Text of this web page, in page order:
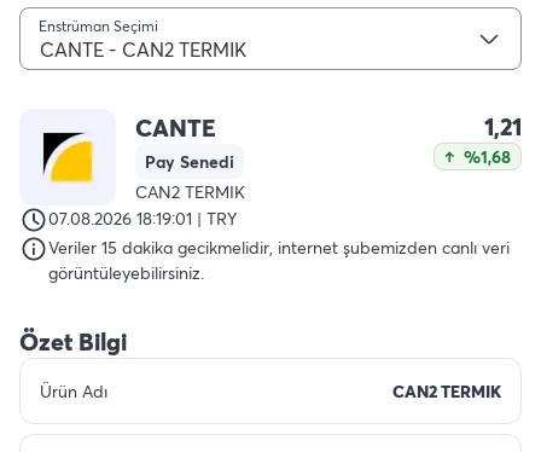
Enstrüman Seçimi
CANTE - CAN2 TERMIK
CANTE
Pay Senedi
CAN2 TERMIK
1,21
%1,68
07.08.2026 18:19:01 | TRY
Veriler 15 dakika gecikmelidir, internet şubemizden canlı veri
görüntüleyebilirsiniz.
Özet Bilgi
Ürün Adı CAN2 TERMIK